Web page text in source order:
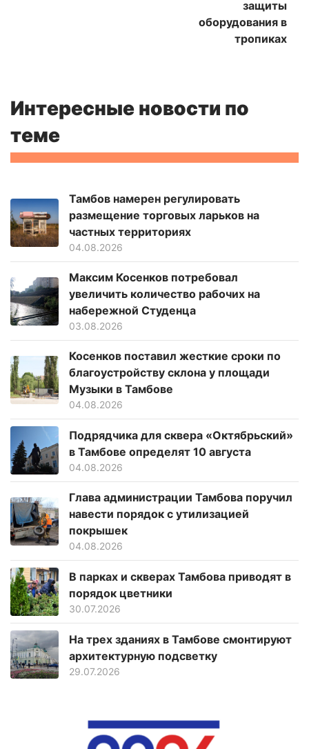
защиты
оборудования в
тропиках
Интересные новости по
теме
Тамбов намерен регулировать
размещение торговых ларьков на
частных территориях
04.08.2026
Максим Косенков потребовал
увеличить количество рабочих на
набережной Студенца
03.08.2026
Косенков поставил жесткие сроки по
благоустройству склона у площади
Музыки в Тамбове
04.08.2026
Подрядчика для сквера «Октябрьский»
в Тамбове определят 10 августа
04.08.2026
Глава администрации Тамбова поручил
навести порядок с утилизацией
покрышек
04.08.2026
В парках и скверах Тамбова приводят в
порядок цветники
30.07.2026
На трех зданиях в Тамбове смонтируют
архитектурную подсветку
29.07.2026